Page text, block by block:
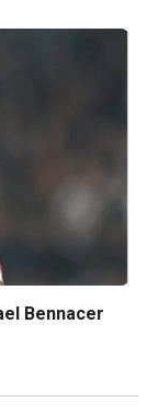
Bennacer